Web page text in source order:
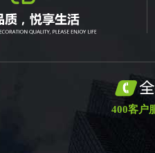
400客户